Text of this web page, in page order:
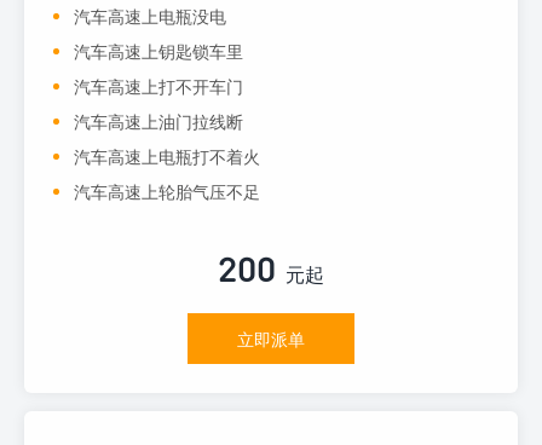
汽车高速上电瓶没电
汽车高速上钥匙锁车里
汽车高速上打不开车门
汽车高速上油门拉线断
汽车高速上电瓶打不着火
汽车高速上轮胎气压不足
200 元起
立即派单